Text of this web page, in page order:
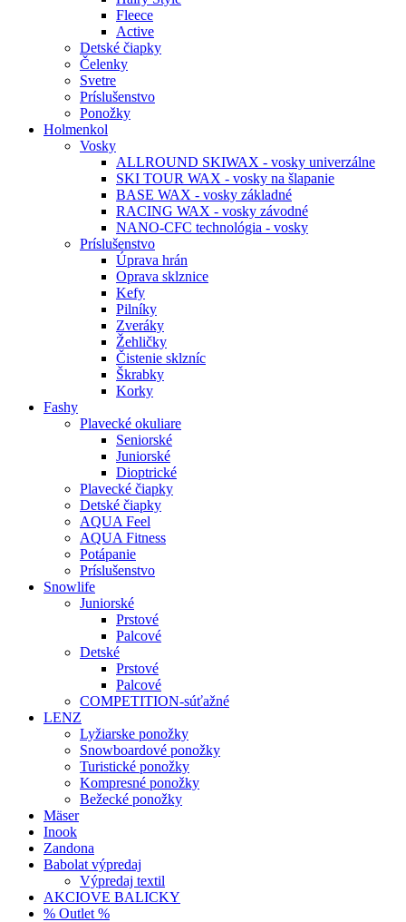
Fleece
Active
Detské čiapky
Čelenky
Svetre
Príslušenstvo
Ponožky
Holmenkol
Vosky
ALLROUND SKIWAX - vosky univerzálne
SKI TOUR WAX - vosky na šlapanie
BASE WAX - vosky základné
RACING WAX - vosky závodné
NANO-CFC technológia - vosky
Príslušenstvo
Úprava hrán
Oprava sklznice
Kefy
Pilníky
Zveráky
Žehličky
Čistenie sklzníc
Škrabky
Korky
Fashy
Plavecké okuliare
Seniorské
Juniorské
Dioptrické
Plavecké čiapky
Detské čiapky
AQUA Feel
AQUA Fitness
Potápanie
Príslušenstvo
Snowlife
Juniorské
Prstové
Palcové
Detské
Prstové
Palcové
COMPETITION-súťažné
LENZ
Lyžiarske ponožky
Snowboardové ponožky
Turistické ponožky
Kompresné ponožky
Bežecké ponožky
Mäser
Inook
Zandona
Babolat výpredaj
Výpredaj textil
AKCIOVE BALICKY
% Outlet %